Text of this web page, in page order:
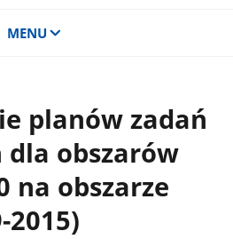
MENU
planów zadań
obszarów
na obszarze
2015)